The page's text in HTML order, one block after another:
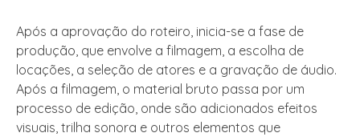
Após a aprovação do roteiro, inicia-se a fase de
produção, que envolve a filmagem, a escolha de
locações, a seleção de atores e a gravação de áudio.
Após a filmagem, o material bruto passa por um
processo de edição, onde são adicionados efeitos
visuais, trilha sonora e outros elementos que